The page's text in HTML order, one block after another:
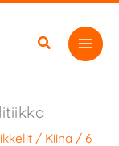
/ Kiina / 6